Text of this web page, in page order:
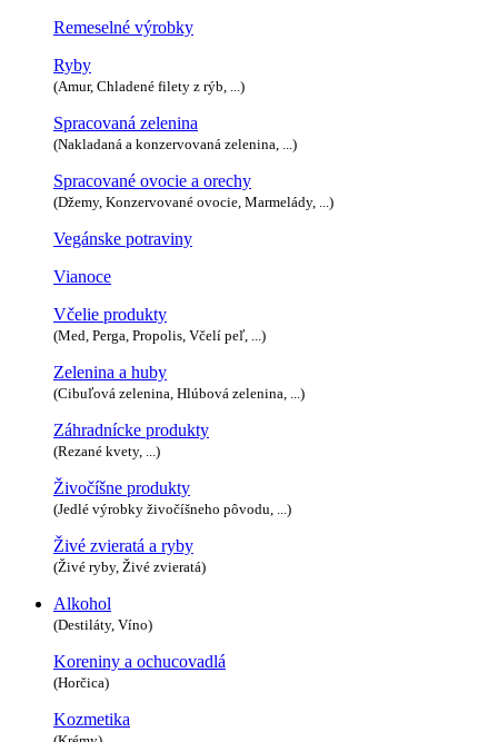
Remeselné výrobky
Ryby
(Amur, Chladené filety z rýb, ...)
Spracovaná zelenina
(Nakladaná a konzervovaná zelenina, ...)
Spracované ovocie a orechy
(Džemy, Konzervované ovocie, Marmelády, ...)
Vegánske potraviny
Vianoce
Včelie produkty
(Med, Perga, Propolis, Včelí peľ, ...)
Zelenina a huby
(Cibuľová zelenina, Hlúbová zelenina, ...)
Záhradnícke produkty
(Rezané kvety, ...)
Živočíšne produkty
(Jedlé výrobky živočíšneho pôvodu, ...)
Živé zvieratá a ryby
(Živé ryby, Živé zvieratá)
Alkohol
(Destiláty, Víno)
Koreniny a ochucovadlá
(Horčica)
Kozmetika